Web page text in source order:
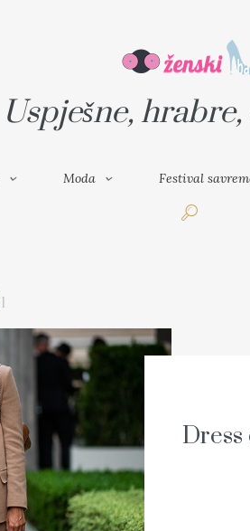
SUPER ŽENA
Uspješne,
Moda Festival
1